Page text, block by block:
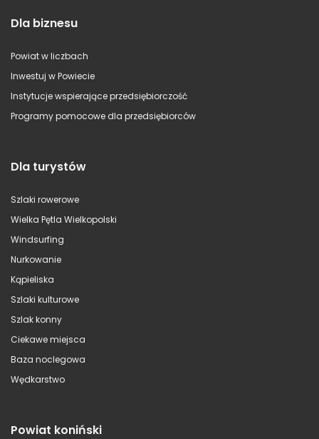
Dla biznesu
Powiat w liczbach
Inwestuj w Powiecie
Instytucje wspierające przedsiębiorczość
Programy pomocowe dla przedsiębiorców
Dla turystów
Szlaki rowerowe
Wielka Pętla Wielkopolski
Windsurfing
Nurkowanie
Kąpieliska
Szlaki kulturowe
Szlak konny
Ciekawe miejsca
Baza noclegowa
Wędkarstwo
Powiat koniński